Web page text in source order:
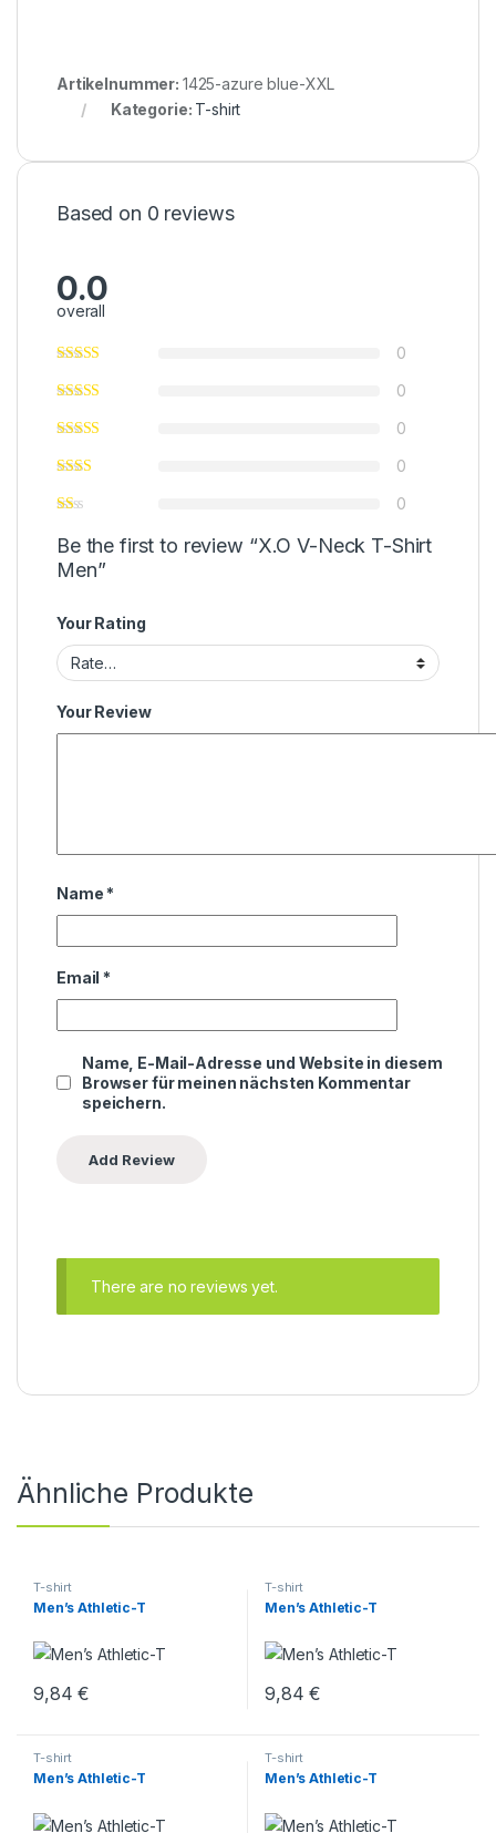
Artikelnummer: 1425-azure blue-XXL
Kategorie: T-shirt
Based on 0 reviews
0.0
overall
0
0
0
0
0
Be the first to review “X.O V-Neck T-Shirt
Men”
Your Rating
Your Review
Name *
Email *
Name, E-Mail-Adresse und Website in diesem
Browser für meinen nächsten Kommentar
speichern.
There are no reviews yet.
Ähnliche Produkte
T-shirt
Men’s Athletic-T
9,84€
T-shirt
Men’s Athletic-T
9,84€
T-shirt
Men’s Athletic-T
T-shirt
Men’s Athletic-T